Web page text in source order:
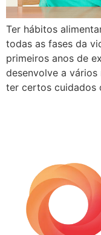
Ter hábitos
todas as fases da
primeiros anos de
desenvolve a vários
ter certos cuidados